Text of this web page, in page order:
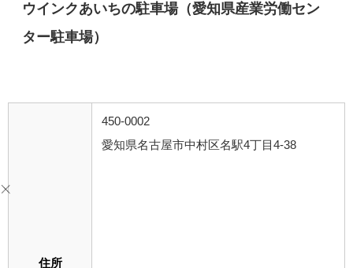
ウインクあいちの駐車場（愛知県産業労働セン
ター駐車場）
住所
450-0002
愛知県名古屋市中村区名駅4丁目4-38